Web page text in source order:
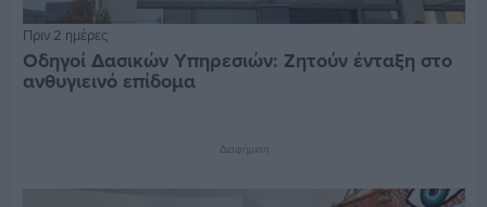
Πριν 2 ημέρες
Οδηγοί Δασικών Υπηρεσιών: Ζητούν ένταξη στο
ανθυγιεινό επίδομα
Διαφήμιση